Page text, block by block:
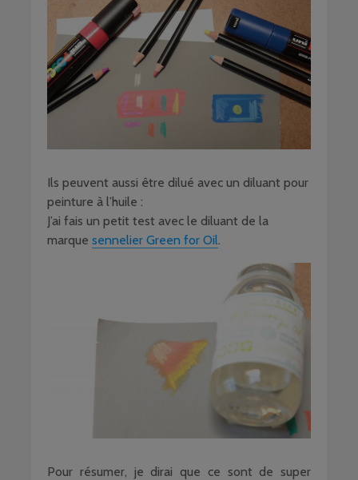
Ils peuvent aussi être dilué avec un diluant pour
peinture à l’huile :
J’ai fais un petit test avec le diluant de la
marque sennelier Green for Oil.
Pour résumer, je dirai que ce sont de super